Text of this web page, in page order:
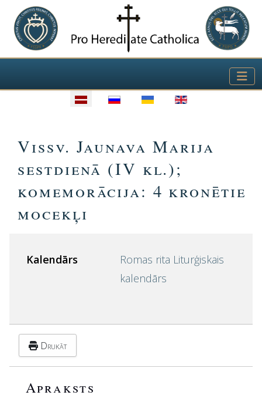
Izvēlieties valodu
Vissv. Jaunava Marija
sestdienā (IV kl.);
komemorācija: 4 kronētie
mocekļi
Kalendārs
Romas rita Liturģiskais
kalendārs
Drukāt
Apraksts